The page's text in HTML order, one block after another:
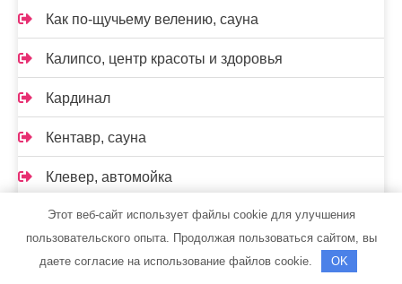
Как по-щучьему велению, сауна
Калипсо, центр красоты и здоровья
Кардинал
Кентавр, сауна
Клевер, автомойка
Клевер, загородный клуб
Комфорт, финская сауна
Этот веб-сайт использует файлы cookie для улучшения
пользовательского опыта. Продолжая пользоваться сайтом, вы
даете согласие на использование файлов cookie.
OK